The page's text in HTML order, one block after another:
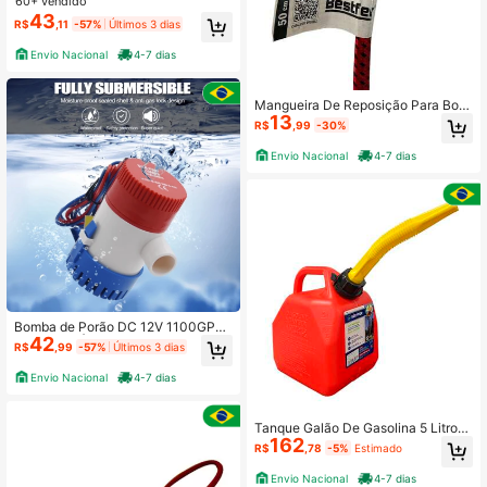
a De Água Submersível Marítima Po
rão DC De Iate
R$43 ,11 -57% Últimos 3 dias
Envio Nacional 4-7 dias
Bomba de Porão DC 12V 1100GPH
Bomba de Água Elétrica para Barco
s, Hidroaviões, Motor Homes, Casa
Flutuante, Acessórios de Bomba de
Água Marinha
R$42 ,99 -57% Últimos 3 dias
Envio Nacional 4-7 dias
Mangueira De Reposição Para Bom
ba De Ar Encher Pneu De Bike
R$13 ,99 -30%
Envio Nacional 4-7 dias
Tanque Galão De Gasolina 5 Litros
Combustível Com Bico
R$162 ,78 -5% Estimado
Envio Nacional 4-7 dias